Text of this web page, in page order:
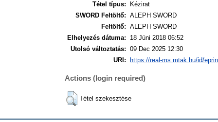
Tétel típus:
Kézirat
SWORD Feltöltő: ALEPH SWORD
Feltöltő: ALEPH SWORD
Elhelyezés dátuma:
18 Júni 2018 06:52
Utolsó változtatás: 09 Dec 2025 12:30
URI:
https://real-ms.mtak.hu/id/
Actions (login required)
Tétel szekesztése